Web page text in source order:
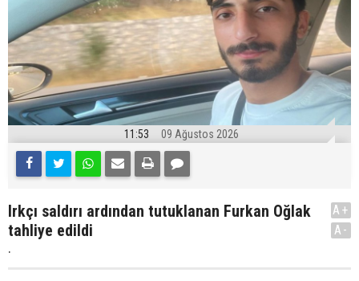
11:53 09 Ağustos 2026
Irkçı saldırı ardından tutuklanan Furkan Oğlak
tahliye edildi
.
A+
A-